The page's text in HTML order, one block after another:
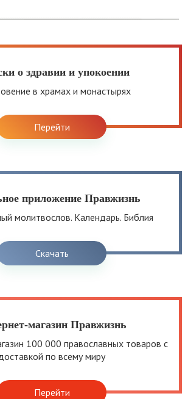
о здравии и упокоении
в храмах и монастырях
Перейти
приложение Правжизнь
молитвослов. Календарь. Библия
Скачать
магазин Правжизнь
100 000 православных товаров с
по всему миру
Перейти